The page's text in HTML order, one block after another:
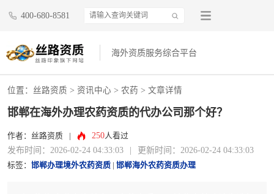
400-680-8581
海外资质服务综合平台
位置： 丝路资质 > 资讯中心 > 农药 > 文章详情
邯郸在海外办理农药资质的代办公司那个好？
作者：丝路资质 250人看过
发布时间：2026-02-24 04:33:03 更新时间：2026-02-24 04:33:03
标签： 邯郸办理境外农药资质 邯郸海外农药资质办理